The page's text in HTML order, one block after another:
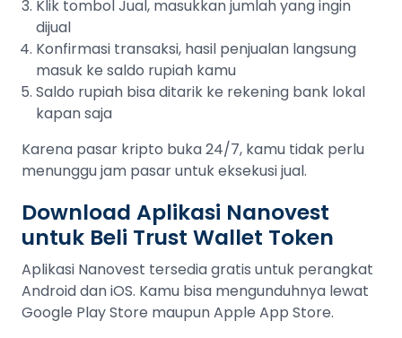
Klik tombol Jual, masukkan jumlah yang ingin
dijual
Konfirmasi transaksi, hasil penjualan langsung
masuk ke saldo rupiah kamu
Saldo rupiah bisa ditarik ke rekening bank lokal
kapan saja
Karena pasar kripto buka 24/7, kamu tidak perlu
menunggu jam pasar untuk eksekusi jual.
Download Aplikasi Nanovest
untuk Beli Trust Wallet Token
Aplikasi Nanovest tersedia gratis untuk perangkat
Android dan iOS. Kamu bisa mengunduhnya lewat
Google Play Store maupun Apple App Store.